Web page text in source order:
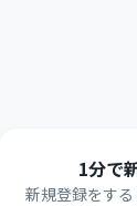
1分で
新規登録をす